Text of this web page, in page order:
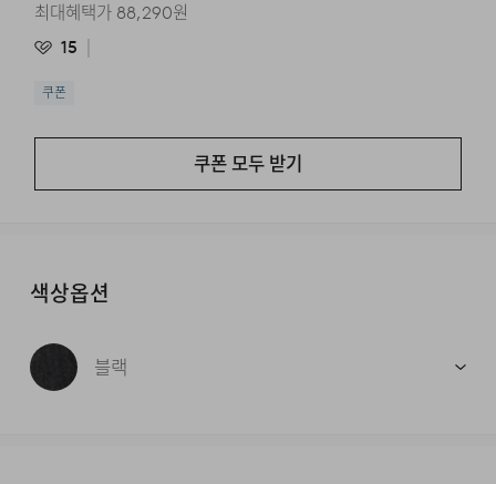
최대혜택가 88,290원
15
쿠폰
쿠폰 모두 받기
색상옵션
블랙